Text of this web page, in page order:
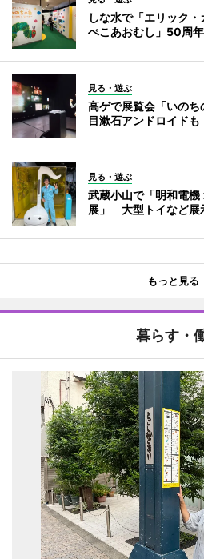
しな水で「エリック
ぺこあおむし」50周
見る・遊ぶ
高ゲで展覧会「いの
目漱石アンドロイドも
見る・遊ぶ
武蔵小山で「明和電
展」 大型トイなど展
もっと見る
暮らす・